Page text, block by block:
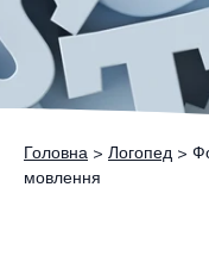
Головна > Логопед >
мовлення